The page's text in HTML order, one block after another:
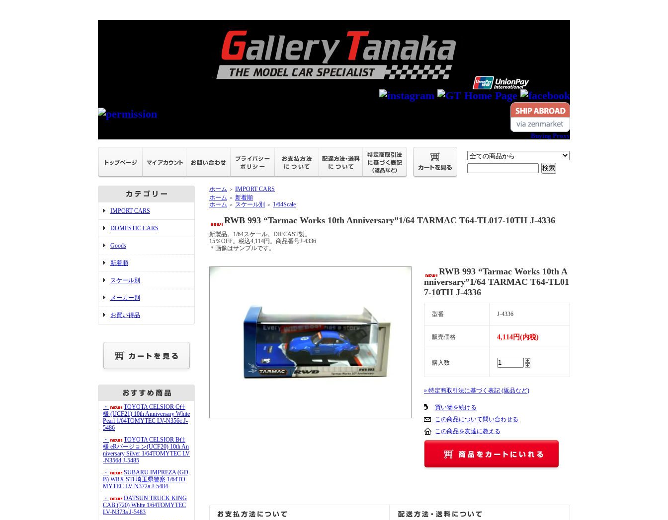
Buying Proxy
IMPORT CARS
DOMESTIC CARS
Goods
新着順
スケール別
メーカー別
お買い得品
・
TOYOTA CELSIOR C仕
様 (UCF21) 10th Anniversary White
Pearl 1/64TOMYTEC LV-N356c J-
5486
・
TOYOTA CELSIOR B仕
様 eRバージョン(UCF20) 10th An
niversary Silver 1/64TOMYTEC LV
-N356d J-5485
・
SUBARU IMPREZA (GD
B) WRX STi 埼玉県警察 1/64TO
MYTEC LV-N372a J-5484
・
DATSUN TRUCK KING
CAB (720) White 1/64TOMYTEC
LV-N373a J-5483
ホーム ＞ IMPORT CARS
ホーム ＞ 新着順
ホーム ＞ スケール別 ＞ 1/64Scale
RWB 993 “Tarmac Works 10th Anniversary”1/64 TARMAC T64-TL017-10TH J-4336
新製品。1/64スケール。DIECAST製。
15％OFF。税込4,114円。商品番号J-4336
＊画像はサンプルです。
RWB 993 “Tarmac Works 10th A
nniversary”1/64 TARMAC T64-TL01
7-10TH J-4336
型番 J-4336
販売価格 4,114円(内税)
購入数
» 特定商取引法に基づく表記 (返品など)
買い物を続ける
この商品について問い合わせる
この商品を友達に教える